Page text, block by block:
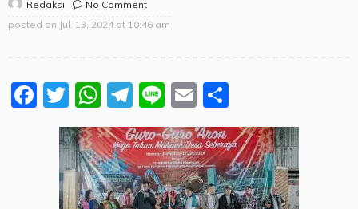
Redaksi
No Comment
posted on Jul. 13, 2024 at 10:46 am
Facebook
Twitter
WhatsApp
Telegram
LineEmail